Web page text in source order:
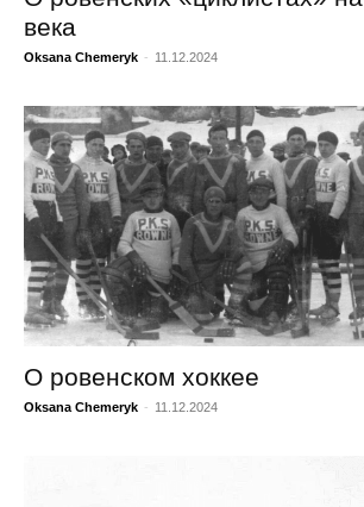
века
Oksana Chemeryk - 11.12.2024
О ровенском хоккее
Oksana Chemeryk - 11.12.2024